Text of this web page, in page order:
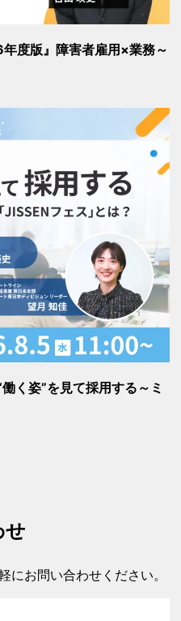
度版』障害者雇用×業務～
く姿”を見て採用する～ミ
せ
にお問い合わせください。